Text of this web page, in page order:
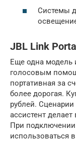
Системы
JBL Link
Еще одна модель
голосовым
портативная за
более дорогая.
рублей.
ассистент
При
использоваться